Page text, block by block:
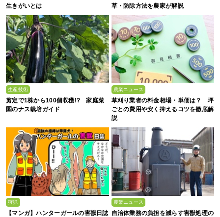
生きがいとは
草・防除方法を農家が解説
生産技術
剪定で1株から100個収穫!? 家庭菜
園のナス栽培ガイド
農業ニュース
草刈り業者の料金相場・単価は？ 坪
ごとの費用や安く抑えるコツを徹底解
説
狩猟
【マンガ】ハンターガールの害獣日誌
農業ニュース
自治体業務の負担を減らす害獣処理の